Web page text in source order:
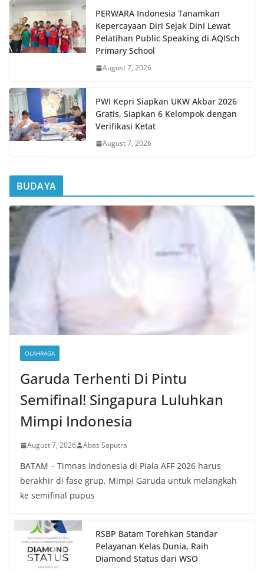
PERWARA Indonesia Tanamkan
Kepercayaan Diri Sejak Dini Lewat
Pelatihan Public Speaking di AQISch
Primary School
August 7, 2026
PWI Kepri Siapkan UKW Akbar 2026
Gratis, Siapkan 6 Kelompok dengan
Verifikasi Ketat
August 7, 2026
BUDAYA
OLAHRAGA
Garuda Terhenti Di Pintu
Semifinal! Singapura Luluhkan
Mimpi Indonesia
August 7, 2026 Abas Saputra
BATAM – Timnas Indonesia di Piala AFF 2026 harus
berakhir di fase grup. Mimpi Garuda untuk melangkah
ke semifinal pupus
RSBP Batam Torehkan Standar
Pelayanan Kelas Dunia, Raih
Diamond Status dari WSO